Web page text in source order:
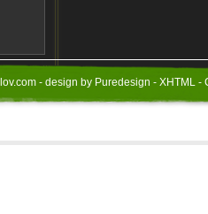
- design by Puredesign - XHTML -